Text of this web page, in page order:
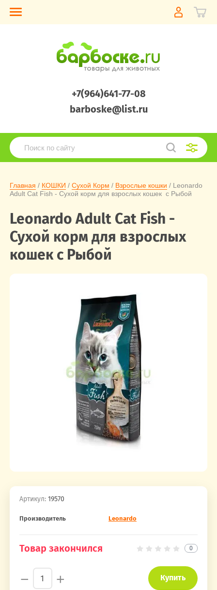
+7(964)641-77-08
barboske@list.ru
Главная / КОШКИ / Сухой Корм / Взрослые кошки / Leonardo
Adult Cat Fish - Сухой корм для взрослых кошек  с Рыбой
Leonardo Adult Cat Fish -
Сухой корм для взрослых
кошек с Рыбой
Артикул: 19570
Производитель Leonardo
Товар закончился 0
− + Купить